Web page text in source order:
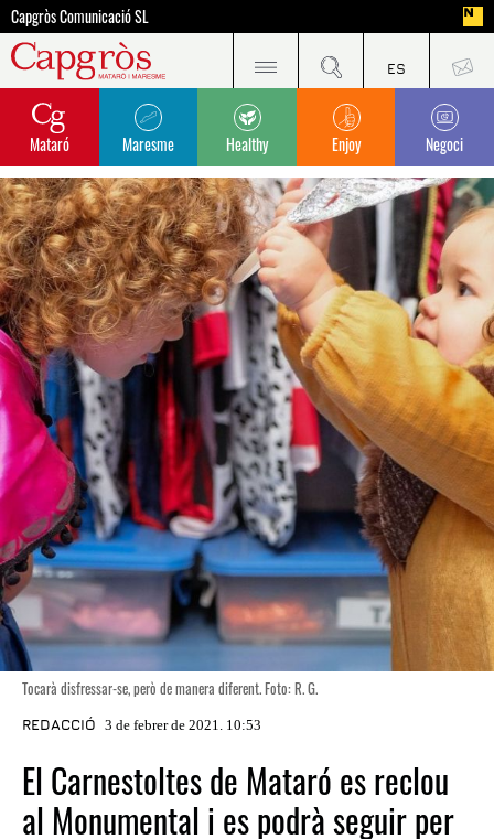
Capgròs Comunicació SL
Mataró Maresme Healthy Enjoy Negoci
Tocarà disfressar-se, però de manera diferent. Foto: R. G.
REDACCIÓ 3 de febrer de 2021. 10:53
El Carnestoltes de Mataró es reclou
al Monumental i es podrà seguir per